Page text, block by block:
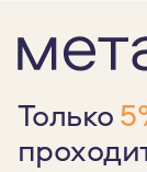
Только